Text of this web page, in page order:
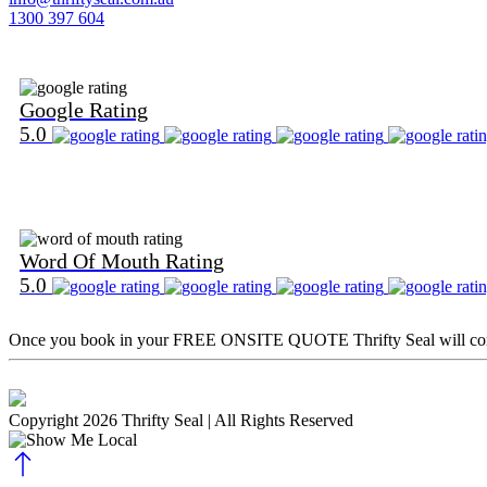
1300 397 604
Google Rating
5.0
Word Of Mouth Rating
5.0
Once you book in yourFREE ONSITE QUOTE Thrifty Seal will
Copyright 2026 Thrifty Seal | All Rights Reserved